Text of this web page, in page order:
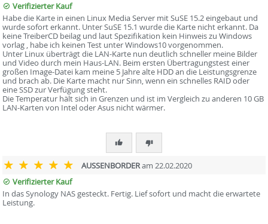
Verifizierter Kauf
Habe die Karte in einen Linux Media Server mit SuSE 15.2 eingebaut und
wurde sofort erkannt. Unter SuSE 15.1 wurde die Karte nicht erkannt. Da
keine TreiberCD beilag und laut Spezifikation kein Hinweis zu Windows
vorlag , habe ich keinen Test unter Windows10 vorgenommen.
Unter Linux überträgt die LAN-Karte nun deutlich schneller meine Bilder
und Video durch mein Haus-LAN. Beim ersten Übertragungstest einer
großen Image-Datei kam meine 5 Jahre alte HDD an die Leistungsgrenze
und brach ab. Die Karte macht nur Sinn, wenn ein schnelles RAID oder
eine SSD zur Verfügung steht.
Die Temperatur hält sich in Grenzen und ist im Vergleich zu anderen 10 GB
LAN-Karten von Intel oder Asus nicht wärmer.
AUSSENBORDERam 22.02.2020
Verifizierter Kauf
In das Synology NAS gesteckt. Fertig. Lief sofort und macht die erwartete
Leistung.